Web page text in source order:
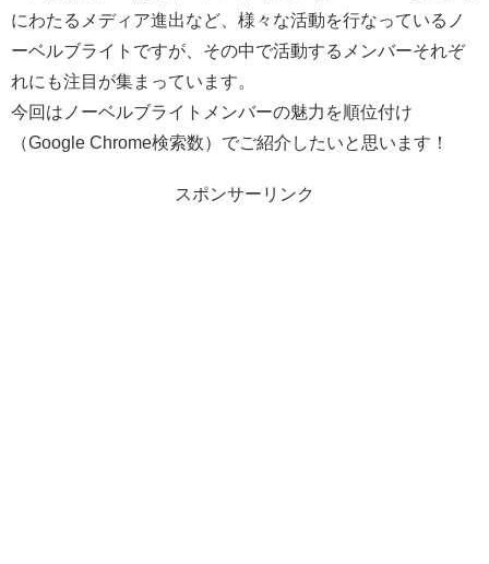
にわたるメディア進出など、様々な活動を行なっているノ
ーベルブライトですが、その中で活動するメンバーそれぞ
れにも注目が集まっています。
今回はノーベルブライトメンバーの魅力を順位付け
（Google Chrome検索数）でご紹介したいと思います！
スポンサーリンク